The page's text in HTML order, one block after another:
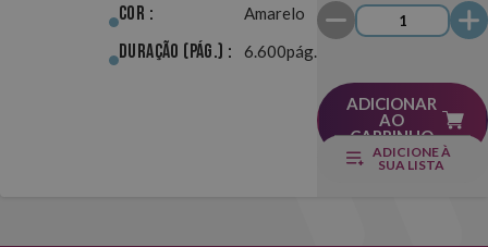
Cor : Amarelo
Duração (pág.) : 6.600pág.
ADICIONAR
AO
CARRINHO
ADICIONE À
SUA LISTA